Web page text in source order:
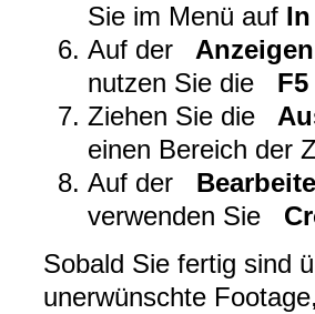
Sie im Menü auf
Auf der
Anzeigen
nutzen Sie die
F5
Ziehen Sie die
einen Bereich der
Auf der
verwenden Sie
Sobald Sie fertig sind
unerwünschte